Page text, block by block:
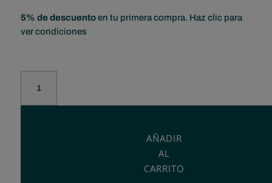
5% de descuentoen tu primera compra. Haz clic para
ver condiciones
Queso
AÑADIR
AL
CARRITO